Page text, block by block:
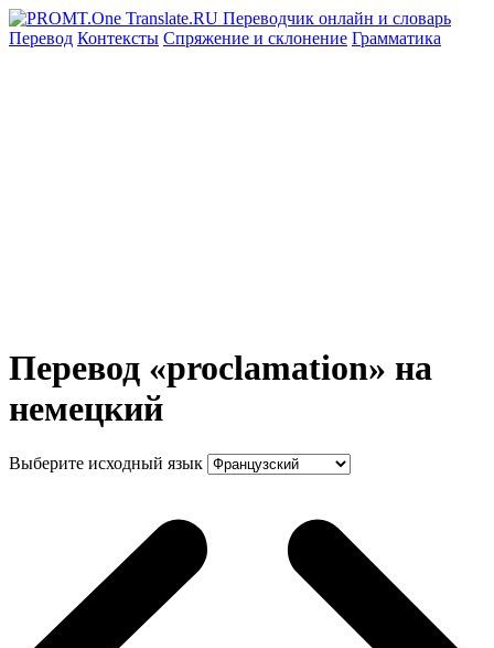
Перевод Контексты Спряжение и склонение Грамматика
Перевод «proclamation» на
немецкий
Выберите исходный язык